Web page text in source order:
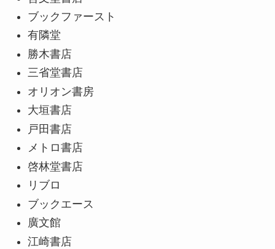
ブックファースト
有隣堂
勝木書店
三省堂書店
オリオン書房
大垣書店
戸田書店
メトロ書店
啓林堂書店
リブロ
ブックエース
廣文館
江崎書店